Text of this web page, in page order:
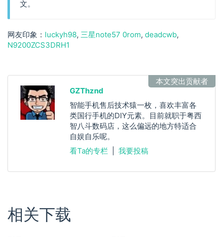
文。
luckyh98 三星note57 0rom deadcwb
N9200ZCS3DRH1
本文突出贡献者
GZThznd
智能手机售后技术猿一枚，喜欢丰富各
类国行手机的DIY元素。目前就职于粤西
智八斗数码店，这么偏远的地方特适合
自娱自乐呢。
看Ta的专栏
我要投稿
相关下载